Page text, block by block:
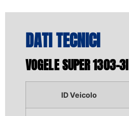
DATI TECNICI
VOGELE SUPER 1303-3I
ID Veicolo